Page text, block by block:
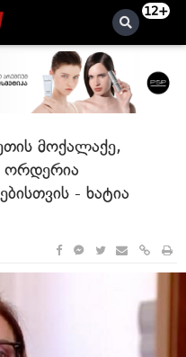
12+
მოქალაქე,
ორდერია
- ხატია